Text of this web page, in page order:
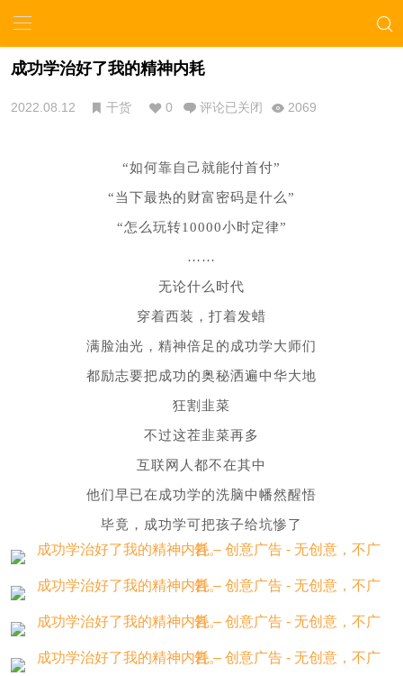
成功学治好了我的精神内耗
2022.08.12 干货 0 评论已关闭 2069
“如何靠自己 就能付首付”
“当下最热的财富密码是什么”
“怎么玩转10000小时定律”
……
无论什么时代
穿着西装，打着发蜡
满脸油光，精神倍足的成功学大师们
都励志要把成功的奥秘洒遍中华大地
狂割韭菜
不过这茬韭菜再多
互联网人都不在其中
他们早已在成功学的洗脑中幡然醒悟
毕竟，成功学可把孩子给坑惨了